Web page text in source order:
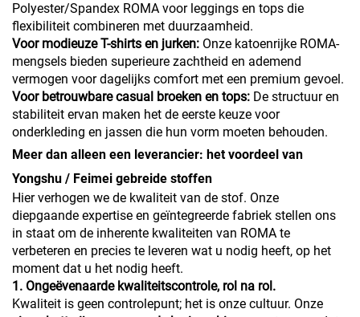
Polyester/Spandex ROMA voor leggings en tops die
flexibiliteit combineren met duurzaamheid.
Voor modieuze T-shirts en jurken: Onze katoenrijke ROMA-
mengsels bieden superieure zachtheid en ademend
vermogen voor dagelijks comfort met een premium gevoel.
Voor betrouwbare casual broeken en tops: De structuur en
stabiliteit ervan maken het de eerste keuze voor
onderkleding en jassen die hun vorm moeten behouden.
Meer dan alleen een leverancier: het voordeel van
Yongshu / Feimei gebreide stoffen
Hier verhogen we de kwaliteit van de stof. Onze
diepgaande expertise en geïntegreerde fabriek stellen ons
in staat om de inherente kwaliteiten van ROMA te
verbeteren en precies te leveren wat u nodig heeft, op het
moment dat u het nodig heeft.
1. Ongeëvenaarde kwaliteitscontrole, rol na rol.
Kwaliteit is geen controlepunt; het is onze cultuur. Onze